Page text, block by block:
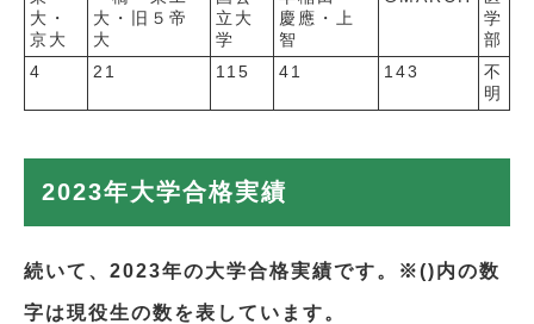
大・
京大
大・旧５帝
大
立大
学
慶應・上
智
学
部
4
21 115 41 143
不
明
2023年大学合格実績
続いて、2023年の大学合格実績です。※()内の数
字は現役生の数を表しています。